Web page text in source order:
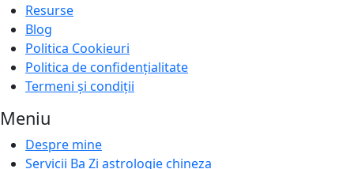
Resurse
Blog
Politica Cookieuri
Politica de confidențialitate
Termeni și condiții
Meniu
Despre mine
Servicii Ba Zi astrologie chineza